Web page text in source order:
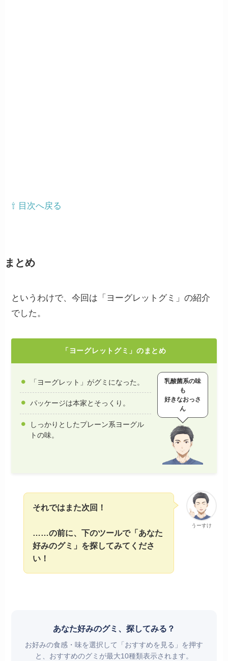
⇧ 目次へ戻る
まとめ
というわけで、今回は「ヨーグレットグミ」の紹介
でした。
「ヨーグレットグミ」のまとめ
「ヨーグレット」がグミになった。
パッケージは本家とそっくり。
しっかりとしたプレーン系ヨーグル
トの味。
乳酸菌系の味
も
好きなおっさ
ん
うーすけ
それではまた次回！
……の前に、下のツールで「あなた
好みのグミ」を探してみてくださ
い！
あなた好みのグミ、探してみる？
お好みの食感・味を選択して「おすすめを見る」を押す
と、おすすめのグミが最大10種類表示されます。